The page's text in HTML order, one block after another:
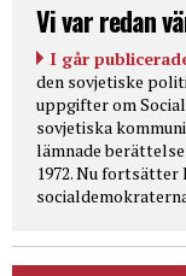
Vi var redan
I går
den sovjetiske
uppgifter om
sovjetiska
lämnade
1972. Nu